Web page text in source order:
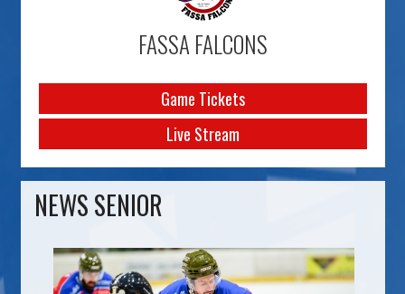
FASSA FALCONS
Game Tickets
Live Stream
NEWS SENIOR